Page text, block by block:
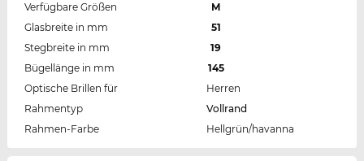
Verfügbare Größen
M
Glasbreite in mm
51
Stegbreite in mm
19
Bügellänge in mm
145
Optische Brillen für
Herren
Rahmentyp
Vollrand
Rahmen-Farbe
Hellgrün/havanna